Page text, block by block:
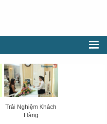
Trải Nghiệm Khách
Hàng